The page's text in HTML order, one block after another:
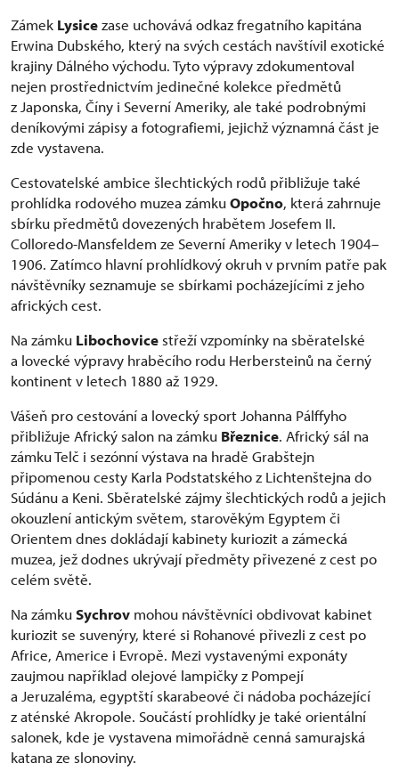
Zámek Lysicezase uchovává odkaz fregatního kapitána
Erwina Dubského, který na svých cestách navštívil exotické
krajiny Dálného východu. Tyto výpravy zdokumentoval
nejen prostřednictvím jedinečné kolekce předmětů
z Japonska, Číny i Severní Ameriky, ale také podrobnými
deníkovými zápisy a fotografiemi, jejichž významná část je
zde vystavena.
Cestovatelské ambice šlechtických rodů přibližuje také
prohlídka rodového muzea zámkuOpočno, která zahrnuje
sbírku předmětů dovezených hrabětem Josefem II.
Colloredo-Mansfeldem ze Severní Ameriky v letech 1904–
1906. Zatímco hlavní prohlídkový okruh v prvním patře pak
návštěvníky seznamuje se sbírkami pocházejícími z jeho
afrických cest.
Na zámku Libochovice střeží vzpomínky na sběratelské
a lovecké výpravy hraběcího rodu Herbersteinů na černý
kontinent v letech 1880 až 1929.
Vášeň pro cestování a lovecký sport Johanna Pálffyho
přibližuje Africký salon na zámku Březnice. Africký sál na
zámku Telč i sezónní výstava na hradě Grabštejn
připomenou cesty Karla Podstatského z Lichtenštejna do
Súdánu a Keni. Sběratelské zájmy šlechtických rodů a jejich
okouzlení antickým světem, starověkým Egyptem či
Orientem dnes dokládají kabinety kuriozit a zámecká
muzea, jež dodnes ukrývají předměty přivezené z cest po
celém světě.
Na zámkuSychrov mohou návštěvníci obdivovat kabinet
kuriozit se suvenýry, které si Rohanové přivezli z cest po
Africe, Americe i Evropě. Mezi vystavenými exponáty
zaujmou například olejové lampičky z Pompejí
a Jeruzaléma, egyptští skarabeové či nádoba pocházející
z aténské Akropole. Součástí prohlídky je také orientální
salonek, kde je vystavena mimořádně cenná samurajská
katana ze slonoviny.